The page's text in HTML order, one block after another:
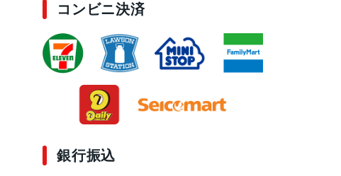
コンビニ決済
銀行振込